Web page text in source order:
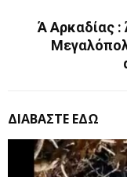
Ά Αρκαδίας :
ΔΙΑΒΑΣΤΕ ΕΔΩ